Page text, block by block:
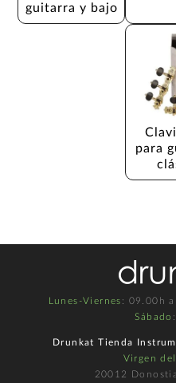
guitarra y bajo
para
Lunes-Viernes : 09.00h
Sábado
Drunkat Tienda
Virgen
20012